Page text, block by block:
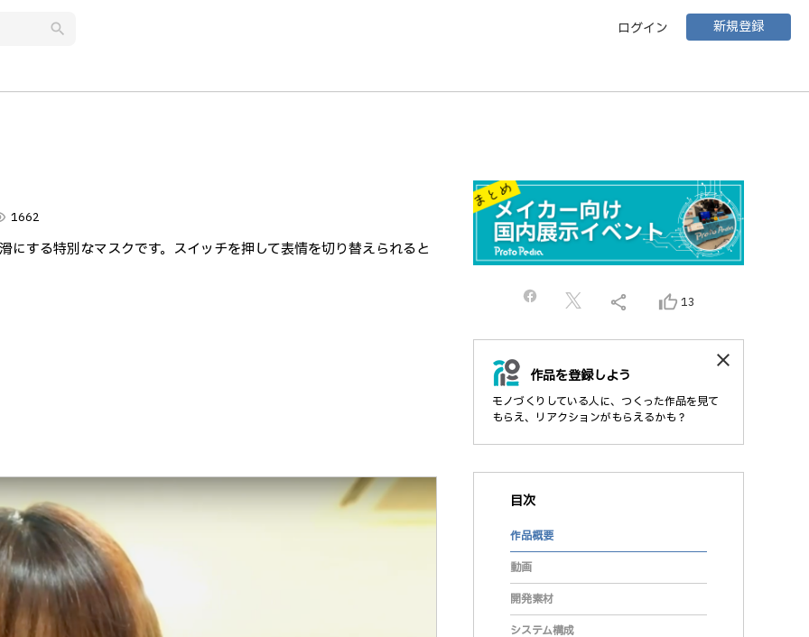
search ログイン 新規登録
1662
する特別なマスクです。スイッチを押して表情を切り替えられると
share thumb_up_alt 13
作品を登録しよう
モノづくりしている人に、つくった作品を見て
もらえ、リアクションがもらえるかも？
close
目次
作品概要
動画
開発素材
システム構成